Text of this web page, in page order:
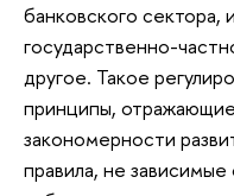
банковского сектора,
государственно-
другое. Такое
принципы,
закономерности
правила, не